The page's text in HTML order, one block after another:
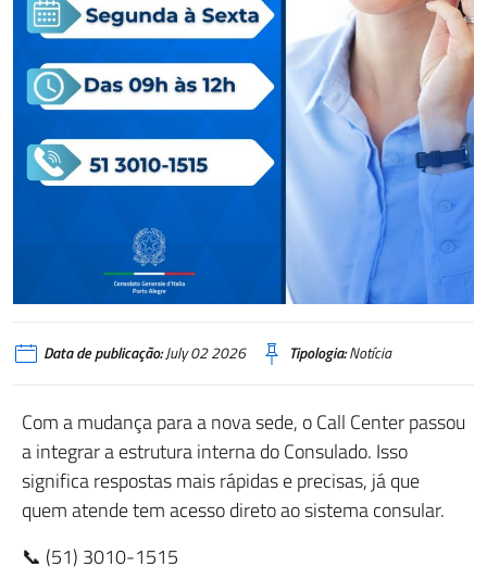
Data de publicação:July 02 2026 Tipologia:Notícia
Com a mudança para a nova sede, o Call Center passou
a integrar a estrutura interna do Consulado. Isso
significa respostas mais rápidas e precisas, já que
quem atende tem acesso direto ao sistema consular.
📞 (51) 3010-1515